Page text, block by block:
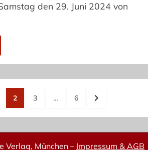
den 29. Juni 2024 von
PAGE
2 PAGE
3 … PAGE
6
NEXT
Verlag, München – Impressum & AGB